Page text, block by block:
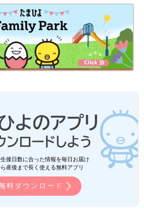
後日数に合った情報を毎日お届け
産後まで長く使える無料アプリ
料ダウンロード